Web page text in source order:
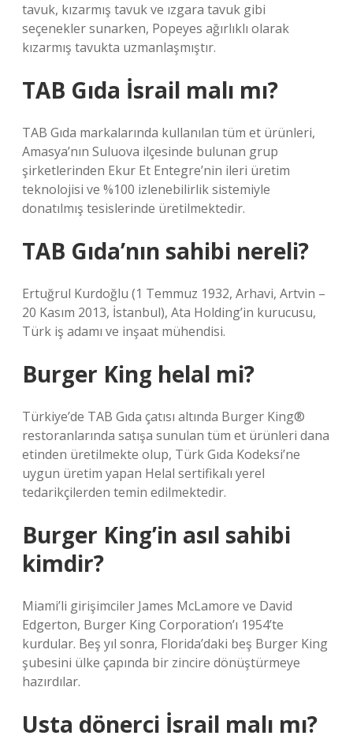
tavuk, kızarmış tavuk ve ızgara tavuk gibi
seçenekler sunarken, Popeyes ağırlıklı olarak
kızarmış tavukta uzmanlaşmıştır.
TAB Gıda İsrail malı mı?
TAB Gıda markalarında kullanılan tüm et ürünleri,
Amasya’nın Suluova ilçesinde bulunan grup
şirketlerinden Ekur Et Entegre’nin ileri üretim
teknolojisi ve %100 izlenebilirlik sistemiyle
donatılmış tesislerinde üretilmektedir.
TAB Gıda’nın sahibi nereli?
Ertuğrul Kurdoğlu (1 Temmuz 1932, Arhavi, Artvin –
20 Kasım 2013, İstanbul), Ata Holding’in kurucusu,
Türk iş adamı ve inşaat mühendisi.
Burger King helal mi?
Türkiye’de TAB Gıda çatısı altında Burger King®
restoranlarında satışa sunulan tüm et ürünleri dana
etinden üretilmekte olup, Türk Gıda Kodeksi’ne
uygun üretim yapan Helal sertifikalı yerel
tedarikçilerden temin edilmektedir.
Burger King’in asıl sahibi
kimdir?
Miami’li girişimciler James McLamore ve David
Edgerton, Burger King Corporation’ı 1954’te
kurdular. Beş yıl sonra, Florida’daki beş Burger King
şubesini ülke çapında bir zincire dönüştürmeye
hazırdılar.
Usta dönerci İsrail malı mı?